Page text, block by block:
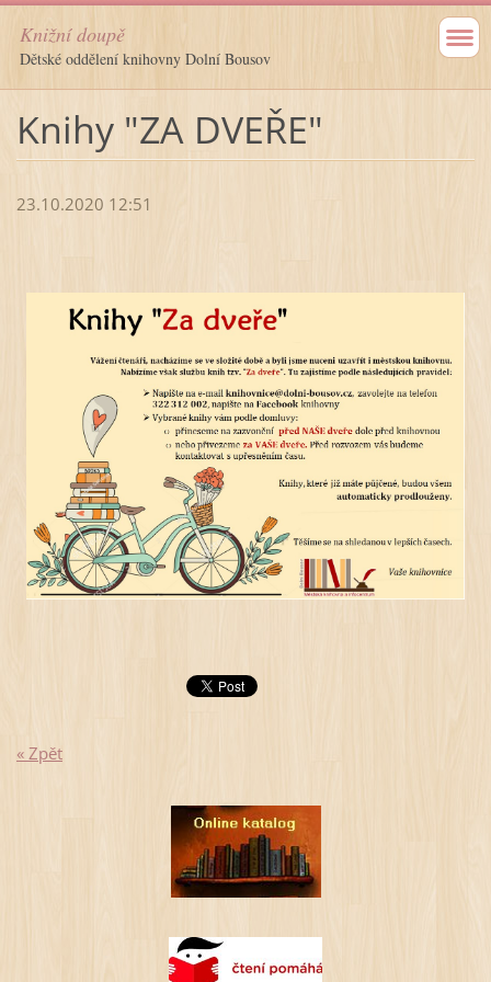
Knižní doupě
Dětské oddělení knihovny Dolní Bousov
Knihy "ZA DVEŘE"
23.10.2020 12:51
« Zpět